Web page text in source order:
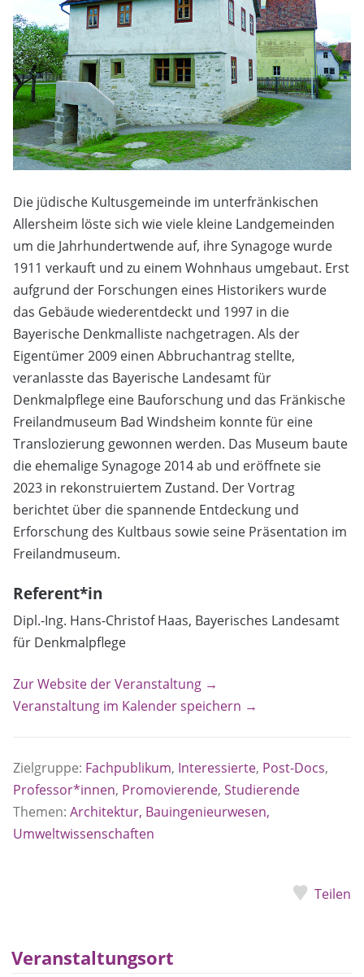
Die jüdische Kultusgemeinde im unterfränkischen
Allersheim löste sich wie viele kleine Landgemeinden
um die Jahrhundertwende auf, ihre Synagoge wurde
1911 verkauft und zu einem Wohnhaus umgebaut. Erst
aufgrund der Forschungen eines Historikers wurde
das Gebäude wiederentdeckt und 1997 in die
Bayerische Denkmalliste nachgetragen. Als der
Eigentümer 2009 einen Abbruchantrag stellte,
veranlasste das Bayerische Landesamt für
Denkmalpflege eine Bauforschung und das Fränkische
Freilandmuseum Bad Windsheim konnte für eine
Translozierung gewonnen werden. Das Museum baute
die ehemalige Synagoge 2014 ab und eröffnete sie
2023 in rekonstruiertem Zustand. Der Vortrag
berichtet über die spannende Entdeckung und
Erforschung des Kultbaus sowie seine Präsentation im
Freilandmuseum.
Referent*in
Dipl.-Ing. Hans-Christof Haas, Bayerisches Landesamt
für Denkmalpflege
Zur Website der Veranstaltung →
Veranstaltung im Kalender speichern →
Zielgruppe: Fachpublikum, Interessierte, Post-Docs,
Professor*innen, Promovierende, Studierende
Themen: Architektur, Bauingenieurwesen,
Umweltwissenschaften
Teilen
Veranstaltungsort